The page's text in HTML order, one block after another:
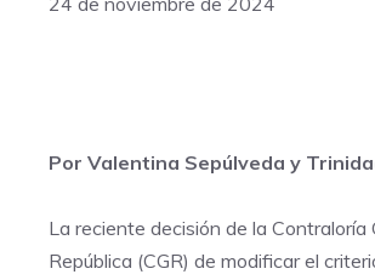
Por Valentina Sepúlveda y
La reciente decisión de la Contraloría
República (CGR) de modificar el